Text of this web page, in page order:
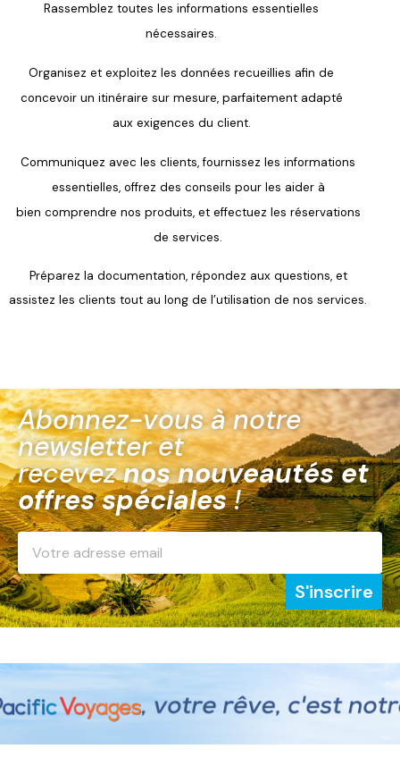
Rassemblez toutes les informations essentielles
nécessaires.
Organisez et exploitez les données recueillies afin de
concevoir un itinéraire sur mesure, parfaitement adapté
aux exigences du client.
Communiquez avec les clients,fournissez les informations
essentielles, offrez des conseils pour les aider à
bien comprendre nos produits, et effectuez les réservations
de services.
Préparez la documentation, répondez aux questions, et
assistez les clients tout au long de l’utilisation de nos services.
Abonnez-vous à notre
newsletter et
receveznos nouveautés et
offres spéciales!
S'inscrire